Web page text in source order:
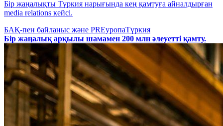
Бір жаңалықты Түркия нарығында кең қамтуға айналдырған
media relations кейсі.
БАҚ-пен байланыс және PRЕуропаТүркия
Бір жаңалық арқылы шамамен 200 млн әлеуетті қамту.